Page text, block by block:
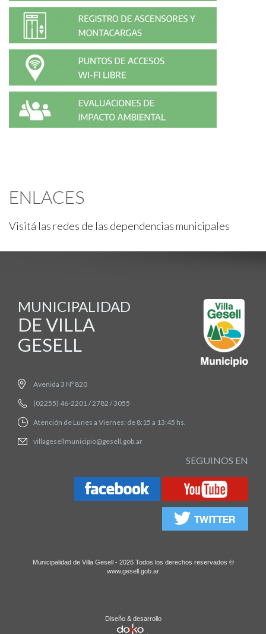
ENLACES
Visitá las redes de las dependencias municipales
MUNICIPALIDAD
DE VILLA
GESELL
Avenida 3 Nº 820
(02255) 46-2201 / 2782 / 3055
Atención de Lunes a Viernes: de 8:15 a 13:45 hs.
villagesellmunicipio@gesell.gob.ar
SEGUINOS EN
Municipalidad de Villa Gesell - 2026 Todos los derechos reservados ©
www.gesell.gob.ar
Diseño & desarrollo